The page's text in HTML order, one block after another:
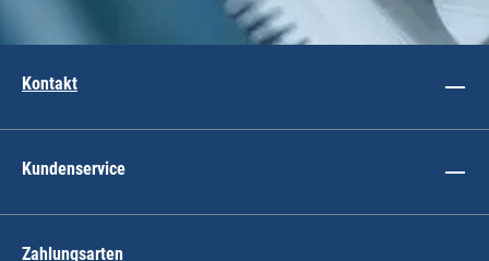
Kontakt
Kundenservice
Zahlungsarten